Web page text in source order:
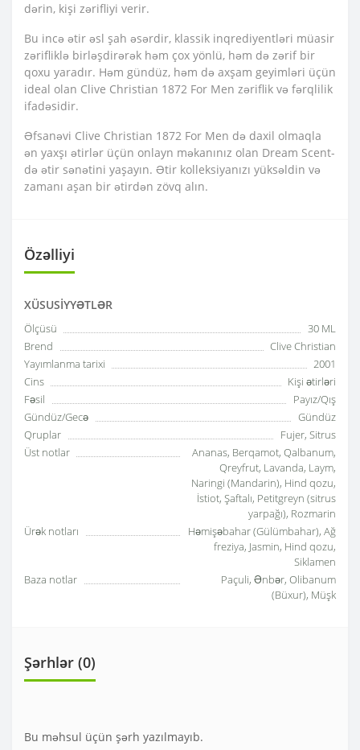
dərin, kişi zərifliyi verir.
Bu incə ətir əsl şah əsərdir, klassik inqrediyentləri müasir
zərifliklə birləşdirərək həm çox yönlü, həm də zərif bir
qoxu yaradır. Həm gündüz, həm də axşam geyimləri üçün
ideal olan Clive Christian 1872 For Men zəriflik və fərqlilik
ifadəsidir.
Əfsanəvi Clive Christian 1872 For Men də daxil olmaqla
ən yaxşı ətirlər üçün onlayn məkanınız olan Dream Scent-
də ətir sənətini yaşayın. Ətir kolleksiyanızı yüksəldin və
zamanı aşan bir ətirdən zövq alın.
Özəlliyi
XÜSUSIYYƏTLƏR
Ölçüsü
30 ML
Brend
Clive Christian
Yayımlanma tarixi
2001
Cins
Kişi ətirləri
Fəsil
Payız/Qış
Gündüz/Gecə
Gündüz
Qruplar
Fujer, Sitrus
Üst notlar
Ananas, Berqamot, Qalbanum,
Qreyfrut, Lavanda, Laym,
Naringi (Mandarin), Hind qozu,
İstiot, Şaftalı, Petitgreyn (sitrus
yarpağı), Rozmarin
Ürək notları
Həmişəbahar (Gülümbahar), Ağ
freziya, Jasmin, Hind qozu,
Siklamen
Baza notlar
Paçuli, Ənbər, Olibanum
(Büxur), Müşk
Şərhlər (0)
Bu məhsul üçün şərh yazılmayıb.